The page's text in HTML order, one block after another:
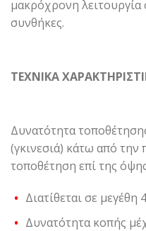
μακρόχρονη λειτουργία
συνθήκες.
ΤΕΧΝΙΚΑ
Δυνατότητα
(γκινεσιά) κάτω από
τοποθέτηση επί της
Διατίθεται σε μεγέθη
Δυνατότητα κοπής